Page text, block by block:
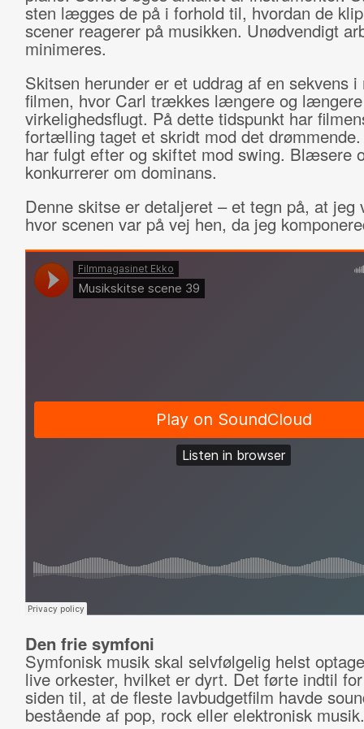
sten lægges de på i forhold til, hvordan de
scener reagerer på musikken. Unødvendigt
minimeres.
Skitsen herunder er et uddrag af en sekvens i
filmen, hvor Carl trækkes længere og
virkelighedsflugt. På dette tidspunkt har
fortælling taget et skridt mod det
har fulgt efter og skiftet mod swing. Blæsere
konkurrerer om dominans.
Denne skitse er detaljeret – et tegn på, at jeg
hvor scenen var på vej hen, da jeg
Den frie symfoni
Symfonisk musik skal selvfølgelig helst
live orkester, hvilket er dyrt. Det førte indtil
siden til, at de fleste lavbudgetfilm havde
bestående af pop, rock eller elektronisk musik.